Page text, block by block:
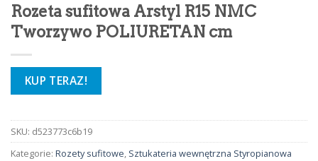
Rozeta sufitowa Arstyl R15 NMC
Tworzywo POLIURETAN cm
KUP TERAZ!
SKU: d523773c6b19
Kategorie: Rozety sufitowe, Sztukateria wewnętrzna Styropianowa